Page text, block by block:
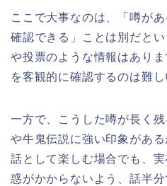
ここで大事なのは、「噂が
確認できる」ことは別だと
や投票のような情報はあり
を客観的に確認するのは難し
一方で、こうした噂が長く
や牛鬼伝説に強い印象があ
話として楽しむ場合でも、
惑がかからないよう、話半